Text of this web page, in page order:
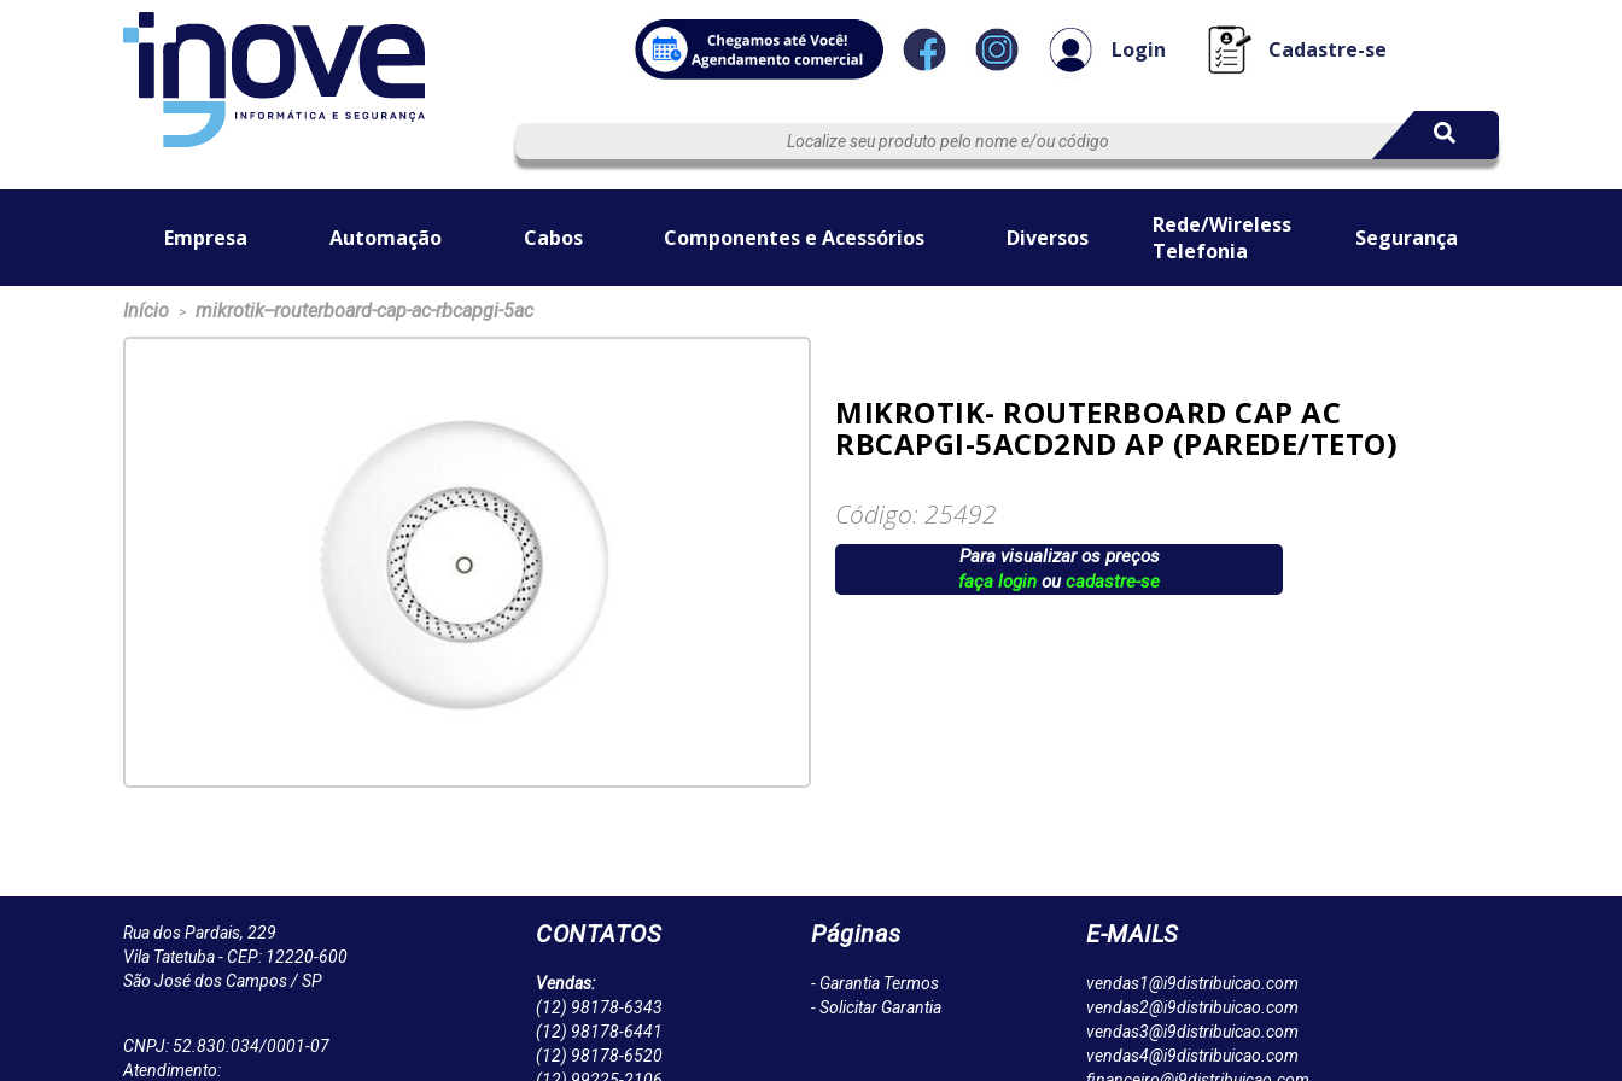
Login Cadastre-se
Empresa Automação Cabos Componentes e Acessórios Diversos
Rede/Wireless
Telefonia
Segurança
Início > mikrotik--routerboard-cap-ac-rbcapgi-5ac
MIKROTIK- ROUTERBOARD CAP AC
RBCAPGI-5ACD2ND AP (PAREDE/TETO)
Código: 25492
Para visualizar os preços
faça login oucadastre-se
Rua dos Pardais, 229
Vila Tatetuba - CEP: 12220-600
São José dos Campos / SP
CNPJ: 52.830.034/0001-07
Atendimento:
CONTATOS
Vendas:
(12) 98178-6343
(12) 98178-6441
(12) 98178-6520
Páginas
- Garantia Termos
- Solicitar Garantia
E-MAILS
vendas1@i9distribuicao.com
vendas2@i9distribuicao.com
vendas3@i9distribuicao.com
vendas4@i9distribuicao.com